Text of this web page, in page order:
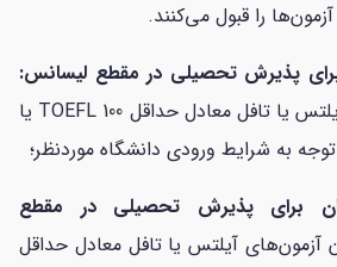
را قبول می‌کنند.
پذیرش تحصیلی در مقطع لیسانس:
مدرک زبان آزمون‌های آیلتس یا تافل معادل حداقل 100 TOEFL یا
برای پذیرش تحصیلی در مقطع
آزمون‌های آیلتس یا تافل معادل حداقل